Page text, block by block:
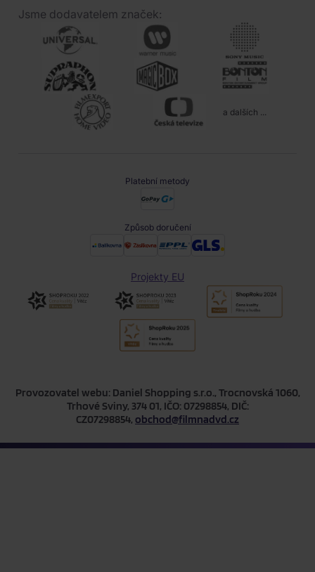
Jsme dodavatelem značek:
a dalších ...
Platební metody
Způsob doručení
Projekty EU
Provozovatel webu: Daniel Shopping s.r.o., Trocnovská 1060,
Trhové Sviny, 374 01, IČO: 07298854, DIČ:
CZ07298854, obchod@filmnadvd.cz